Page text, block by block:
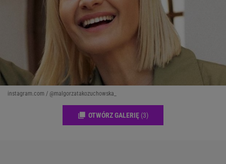
instagram.com / @malgorzatakozuchowska_
OTWÓRZ GALERIĘ (3)